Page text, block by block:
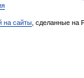
на сайты , сделанные на